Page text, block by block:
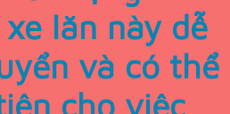
lăn này dễ
và có thể
cho việc